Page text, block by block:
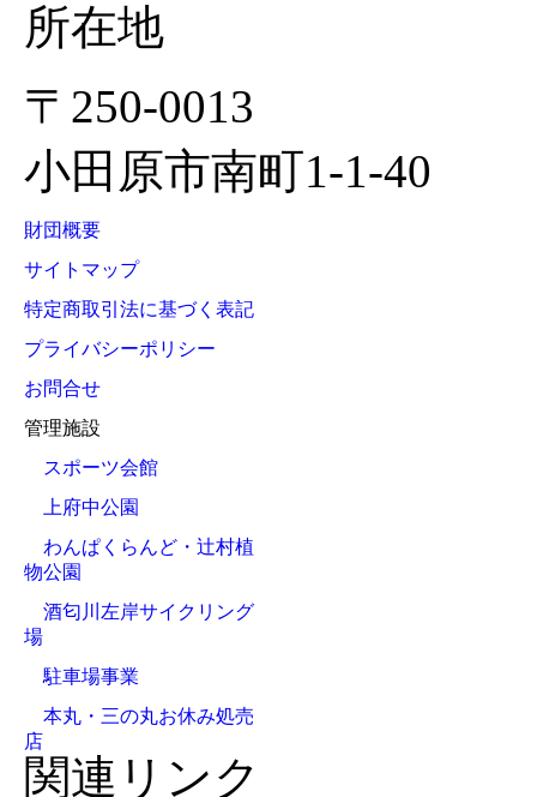
所在地
〒250-0013
小田原市南町1-1-40
財団概要
サイトマップ
特定商取引法に基づく表記
プライバシーポリシー
お問合せ
管理施設
スポーツ会館
上府中公園
わんぱくらんど・辻村植
物公園
酒匂川左岸サイクリング
場
駐車場事業
本丸・三の丸お休み処売
店
関連リンク